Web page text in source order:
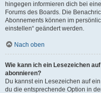
hingegen informieren dich bei
Forums des Boards. Die
Abonnements können im
einstellen“ geändert werden.
Nach oben
Wie kann ich ein Lesezeichen
abonnieren?
Du kannst ein Lesezeichen auf
du die entsprechende Option in